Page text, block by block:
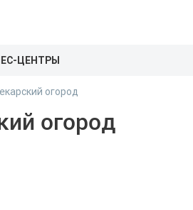
ЦЕНТРЫ
огород
огород